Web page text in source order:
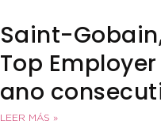
Saint-
Top Employer
ano
LEER MÁS »